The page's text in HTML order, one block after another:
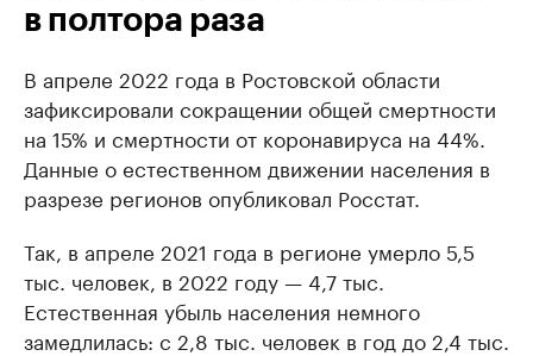
в полтора раза
В апреле 2022 года в Ростовской области
зафиксировали сокращении общей смертности
на 15% и смертности от коронавируса на 44%.
Данные о естественном движении населения в
разрезе регионов опубликовал Росстат.
Так, в апреле 2021 года в регионе умерло 5,5
тыс. человек, в 2022 году — 4,7 тыс.
Естественная убыль населения немного
замедлилась: с 2,8 тыс. человек в год до 2,4 тыс.